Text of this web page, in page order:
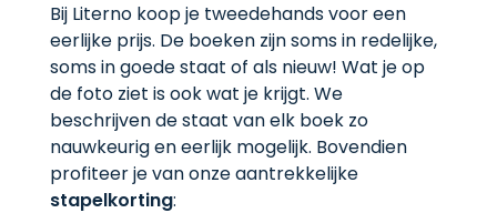
Bij Literno koop je tweedehands voor een
eerlijke prijs. De boeken zijn soms in redelijke,
soms in goede staat of als nieuw! Wat je op
de foto ziet is ook wat je krijgt. We
beschrijven de staat van elk boek zo
nauwkeurig en eerlijk mogelijk. Bovendien
profiteer je van onze aantrekkelijke
stapelkorting: